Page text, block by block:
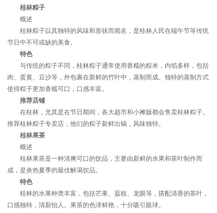
桂林粽子
概述
桂林粽子以其独特的风味和形状而闻名，是桂林人民在端午节等传统
节日中不可或缺的美食。
特色
与传统的粽子不同，桂林粽子通常使用香糯的粽米，内馅多样，包括
肉、蛋黄、豆沙等，外包裹在新鲜的竹叶中，蒸制而成。独特的蒸制方式
使得粽子更加香糯可口，口感丰富。
推荐店铺
在桂林，尤其是在节日期间，各大超市和小摊贩都会售卖桂林粽子。
推荐桂林粽子专卖店，他们的粽子新鲜出锅，风味独特。
桂林果茶
概述
桂林果茶是一种清爽可口的饮品，主要由新鲜的水果和茶叶制作而
成，是炎热夏季的最佳解渴饮品。
特色
桂林的水果种类丰富，包括芒果、荔枝、龙眼等，搭配清香的茶叶，
口感独特，清新怡人。果茶的色泽鲜艳，十分吸引眼球。